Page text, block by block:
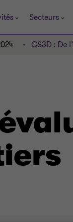
Secteurs
CS3D : De